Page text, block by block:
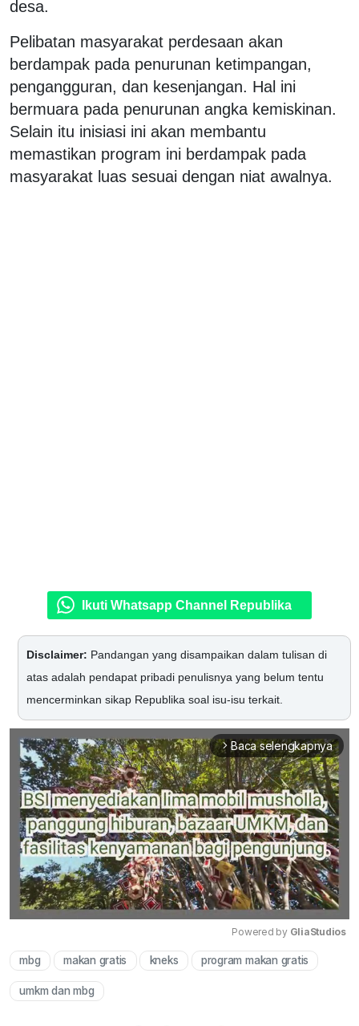
desa.
Pelibatan masyarakat perdesaan akan
berdampak pada penurunan ketimpangan,
pengangguran, dan kesenjangan. Hal ini
bermuara pada penurunan angka kemiskinan.
Selain itu inisiasi ini akan membantu
memastikan program ini berdampak pada
masyarakat luas sesuai dengan niat awalnya.
Ikuti Whatsapp Channel Republika
Disclaimer: Pandangan yang disampaikan dalam tulisan di
atas adalah pendapat pribadi penulisnya yang belum tentu
mencerminkan sikap Republika soal isu-isu terkait.
arrow_forward_ios Baca selengkapnya
Mute
Powered by GliaStudios
mbg makan gratis kneks program makan gratis
umkm dan mbg